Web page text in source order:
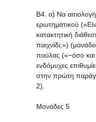
Β4. α) Να
ερωτηματικού
κατακτητική
παιχνίδι;»)
παύλας («−όσο και
ενδόμυχες
στην πρώτη
2).
Μονάδες 5